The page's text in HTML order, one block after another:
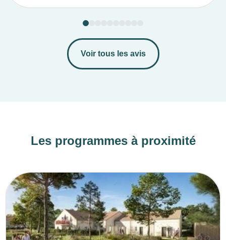
Voir tous les avis
Les programmes à proximité